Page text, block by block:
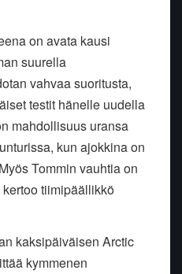
on avata kausi
suurella
vahvaa suoritusta,
testit hänelle uudella
mahdollisuus uransa
kun ajokkina on
Tommin vauhtia on
tiimipäällikkö
kaksipäiväisen Arctic
kymmenen